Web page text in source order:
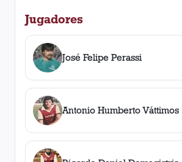
Jugadores
José Felipe Perassi
Antonio Humberto Váttimos